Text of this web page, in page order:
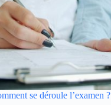
se déroule l’examen ?